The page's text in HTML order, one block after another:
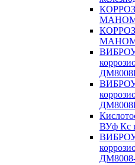
ВУф Кс